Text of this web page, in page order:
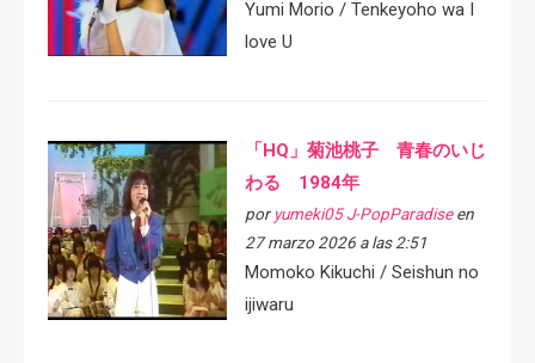
Yumi Morio / Tenkeyoho wa I
love U
「HQ」菊池桃子 青春のいじ
わる 1984年
por yumeki05 J-PopParadiseen
27 marzo 2026 a las 2:51
Momoko Kikuchi / Seishun no
ijiwaru